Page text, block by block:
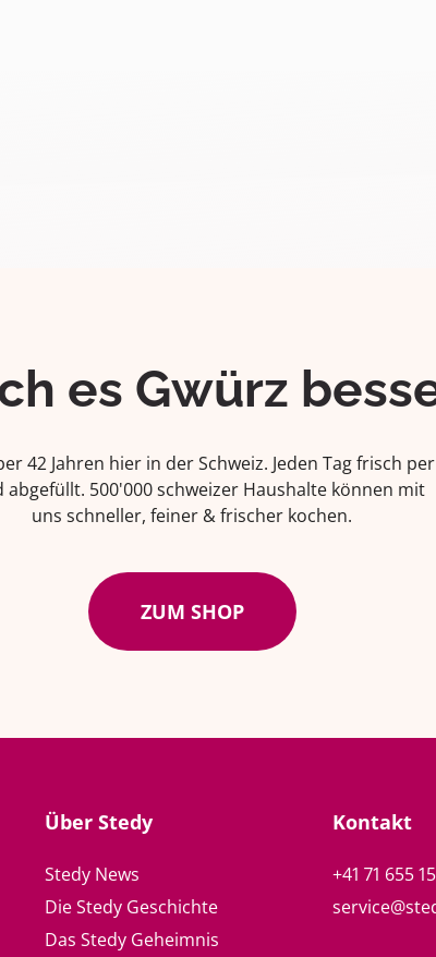
es Gwürz
42 Jahren hier in der Schweiz. Jeden Tag frisch per
abgefüllt. 500'000 schweizer Haushalte können mit
uns schneller, feiner & frischer kochen.
ZUM SHOP
Über Stedy
Stedy News
Die Stedy Geschichte
Das Stedy Geheimnis
Kontakt
+41 71 655